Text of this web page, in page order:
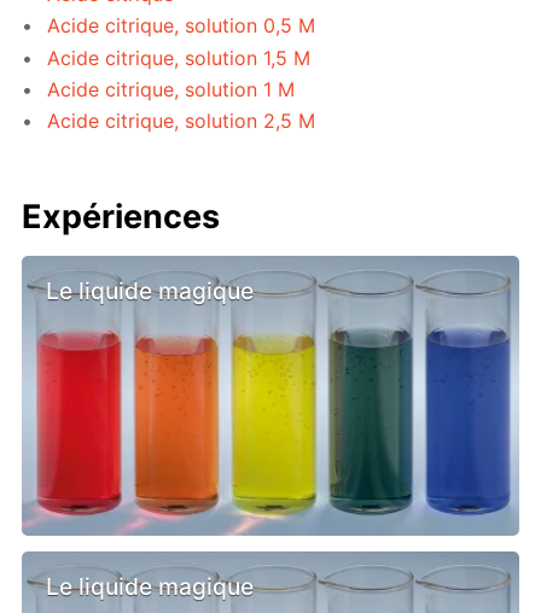
Acide citrique, solution 0,5 M
Acide citrique, solution 1,5 M
Acide citrique, solution 1 M
Acide citrique, solution 2,5 M
Expériences
Le liquide magique
Le liquide magique